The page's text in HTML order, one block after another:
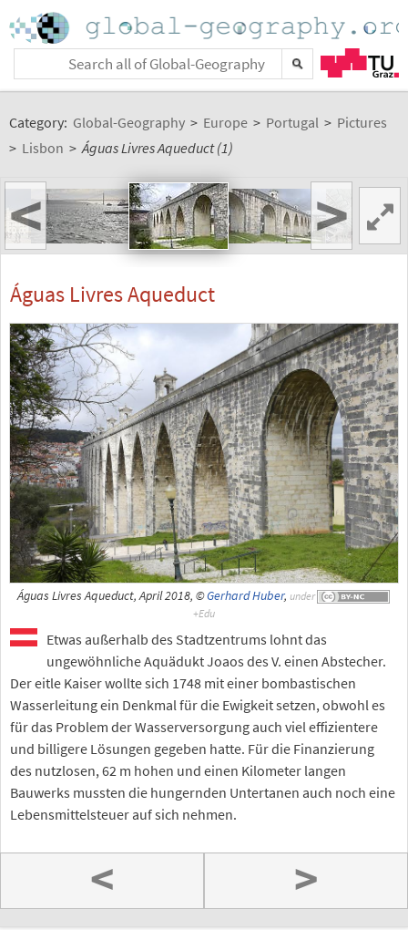
Category: Global-Geography > Europe > Portugal > Pictures
> Lisbon > Águas Livres Aqueduct (1)
< >
Águas Livres Aqueduct
Águas Livres Aqueduct, April 2018, ©Gerhard Huber, under
Etwas außerhalb des Stadtzentrums lohnt das
ungewöhnliche Aquädukt Joaos des V. einen Abstecher.
Der eitle Kaiser wollte sich 1748 mit einer bombastischen
Wasserleitung ein Denkmal für die Ewigkeit setzen, obwohl es
für das Problem der Wasserversorgung auch viel effizientere
und billigere Lösungen gegeben hatte. Für die Finanzierung
des nutzlosen, 62 m hohen und einen Kilometer langen
Bauwerks mussten die hungernden Untertanen auch noch eine
Lebensmittelsteuer auf sich nehmen.
< >